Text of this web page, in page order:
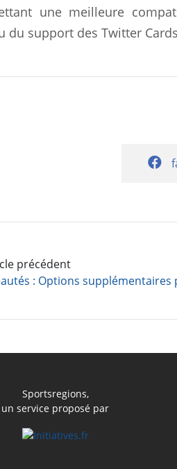
une meilleure
du support des Twitter
précédent
Sportsregions,
un service proposé par